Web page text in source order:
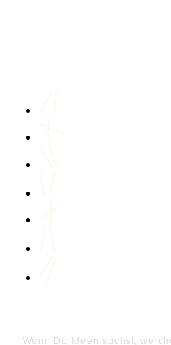
Wenn Du Ideen suchst,